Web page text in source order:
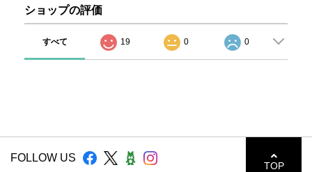
ショップの評価
すべて 19 0 0
FOLLOW US
TOP